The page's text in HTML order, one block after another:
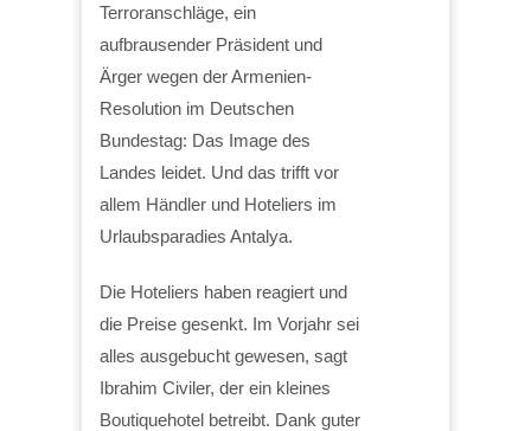
Terroranschläge, ein
aufbrausender Präsident und
Ärger wegen der Armenien-
Resolution im Deutschen
Bundestag: Das Image des
Landes leidet. Und das trifft vor
allem Händler und Hoteliers im
Urlaubsparadies Antalya.
Die Hoteliers haben reagiert und
die Preise gesenkt. Im Vorjahr sei
alles ausgebucht gewesen, sagt
Ibrahim Civiler, der ein kleines
Boutiquehotel betreibt. Dank guter